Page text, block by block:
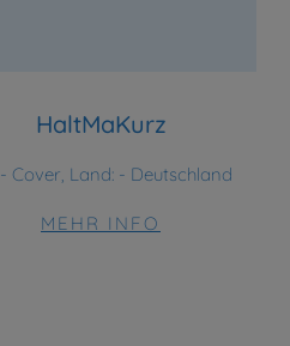
HaltMaKurz
- Cover, Land: - Deutschland
MEHR INFO